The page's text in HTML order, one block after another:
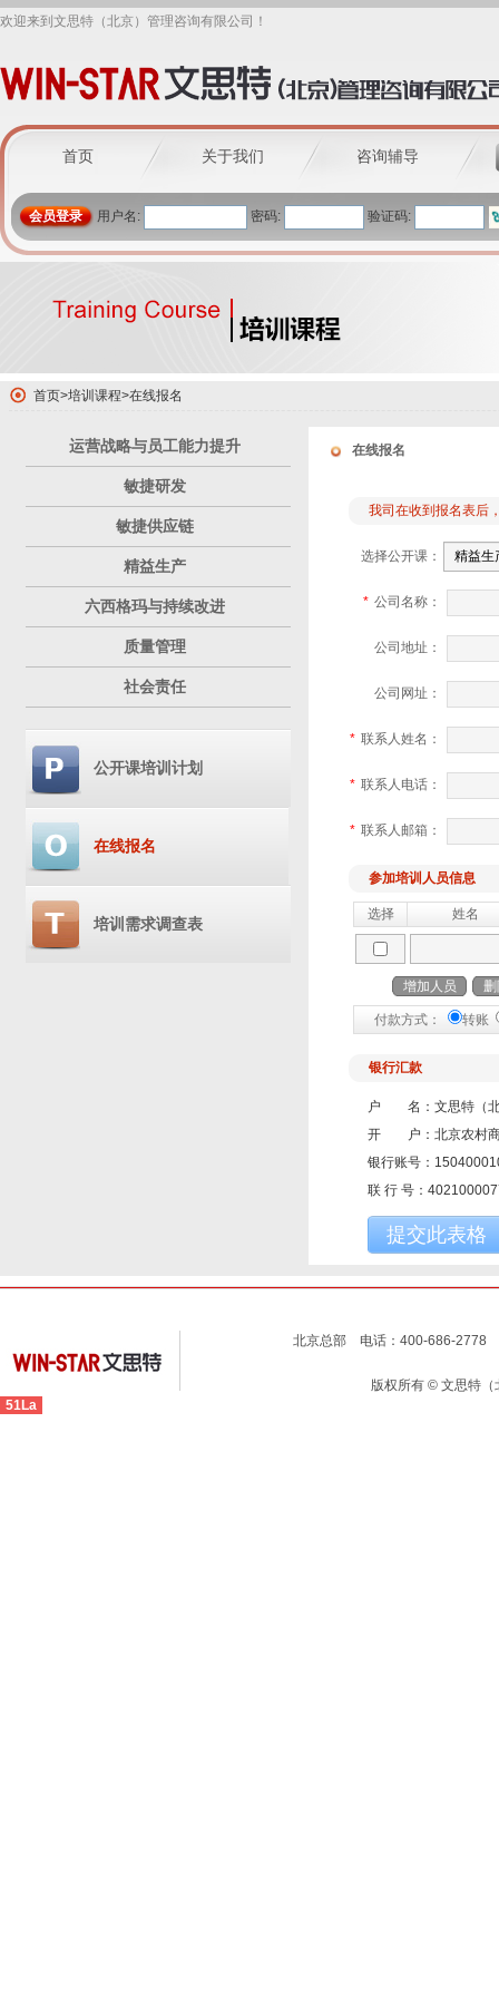
欢迎来到文思特（北京）管理咨询有限公司！
首页 关于我们 咨询辅导
会员登录 用户名: 密码: 验证码:
首页>培训课程>在线报名
运营战略与员工能力提升
敏捷研发
敏捷供应链
精益生产
六西格玛与持续改进
质量管理
社会责任
公开课培训计划
在线报名
培训需求调查表
在线报名
我司在收到报名表后
选择公开课：
* 公司名称：
公司地址：
公司网址：
* 联系人姓名：
* 联系人电话：
* 联系人邮箱：
参加培训人员信息
选择 姓名
增加人员 删
付款方式： 转账
银行汇款
户 名：文思特（北
开 户：北京农村商
银行账号：
联 行 号：
提交此表格
北京总部 电话：400-686-2778
版权所有 © 文思特
51La